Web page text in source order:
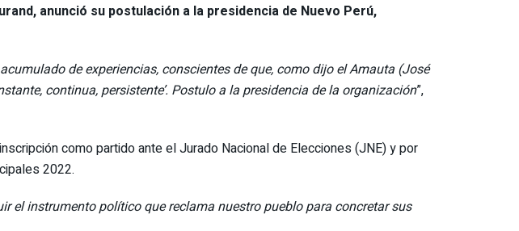
anunció su postulación a la presidencia de Nuevo Perú,
de experiencias, conscientes de que, como dijo el Amauta (José
continua, persistente’. Postulo a la presidencia de la organización”,
como partido ante el Jurado Nacional de Elecciones (JNE) y por
2022.
el instrumento político que reclama nuestro pueblo para concretar sus